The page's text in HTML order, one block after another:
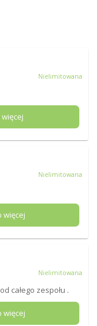
Nielimitowana
więcej
Nielimitowana
więcej
Nielimitowana
całego zespołu .
więcej